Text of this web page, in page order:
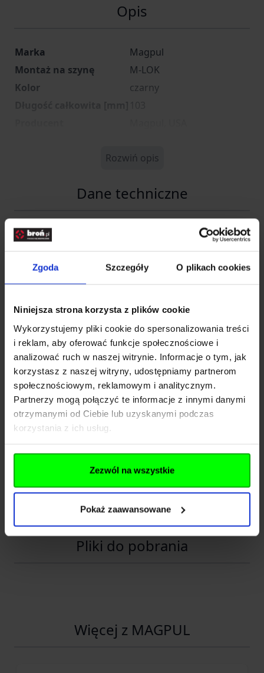
Zgoda Szczegóły O plikach cookies
Niniejsza strona korzysta z plików cookie
Wykorzystujemy pliki cookie do spersonalizowania treści
i reklam, aby oferować funkcje społecznościowe i
analizować ruch w naszej witrynie. Informacje o tym, jak
korzystasz z naszej witryny, udostępniamy partnerom
społecznościowym, reklamowym i analitycznym.
Partnerzy mogą połączyć te informacje z innymi danymi
otrzymanymi od Ciebie lub uzyskanymi podczas
korzystania z ich usług.
Zezwól na wszystkie
Pokaż zaawansowane
Opis
Marka
Magpul
Montaż na szynę
M-LOK
Kolor
czarny
Rozwiń opis
Dane techniczne
Kod SKU
873750001685
Producent
Importer
Nazwa
SPC Tomasz Kita
Kraj
Polska
Adres
Kościuszki 114 2N
E-mail
info@specshop.pl
+48 533 372 997
Pliki do pobrania
Więcej z MAGPUL